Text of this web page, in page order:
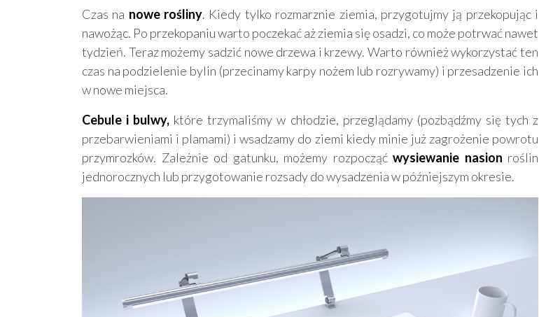
Czas na nowe rośliny. Kiedy tylko rozmarznie ziemia, przygotujmy ją przekopując i
nawożąc. Po przekopaniu warto poczekać aż ziemia się osadzi, co może potrwać nawet
tydzień. Teraz możemy sadzić nowe drzewa i krzewy. Warto również wykorzystać ten
czas na podzielenie bylin (przecinamy karpy nożem lub rozrywamy) i przesadzenie ich
w nowe miejsca.
Cebule i bulwy, które trzymaliśmy w chłodzie, przeglądamy (pozbądźmy się tych z
przebarwieniami i plamami) i wsadzamy do ziemi kiedy minie już zagrożenie powrotu
przymrozków. Zależnie od gatunku, możemy rozpocząć wysiewanie nasion roślin
jednorocznych lub przygotowanie rozsady do wysadzenia w późniejszym okresie.